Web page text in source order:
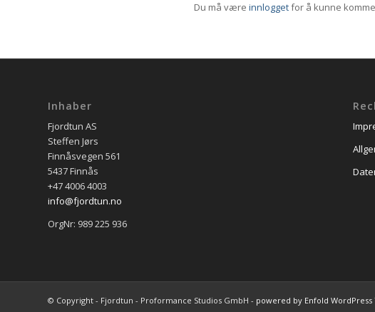
Du må være innloggetfor å kunne
Inhaber
Fjordtun AS
Steffen Jørs
Finnåsvegen 561
5437 Finnås
+47 4006 4003
info@fjordtun.no
OrgNr: 989 225 936
© Copyright - Fjordtun - Proformance Studios GmbH - powered by Enfold WordPress